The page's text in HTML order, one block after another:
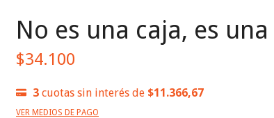
No es una caja, es
$34.100
3 cuotas sin interés de $11.366,67
VER MEDIOS DE PAGO